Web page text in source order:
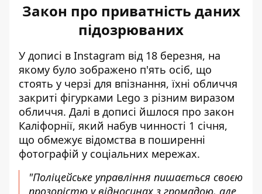
Закон про приватність даних
підозрюваних
У дописі в Instagram від 18 березня, на
якому було зображено п'ять осіб, що
стоять у черзі для впізнання, їхні обличчя
закриті фігурками Lego з різним виразом
обличчя. Далі в дописі йшлося про закон
Каліфорнії, який набув чинності 1 січня,
що обмежує відомства в поширенні
фотографій у соціальних мережах.
"Поліцейське управління пишається своєю
прозорістю у відносинах з громадою, але